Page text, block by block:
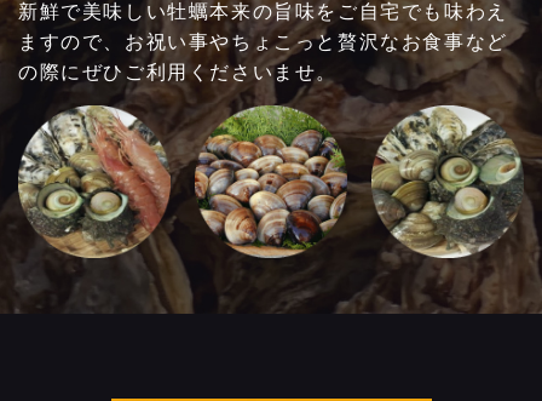
他
お問い合わせ・ご予約はこちらへ！
新鮮で美味しい牡蠣本来の旨味をご自宅でも味わえ
ますので、お祝い事やちょこっと贅沢なお食事など
の際にぜひご利用くださいませ。